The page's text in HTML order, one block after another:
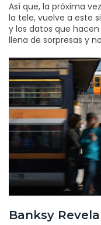
Así que, la próxima
la tele, vuelve a este
y los datos que
llena de sorpresas y
Banksy